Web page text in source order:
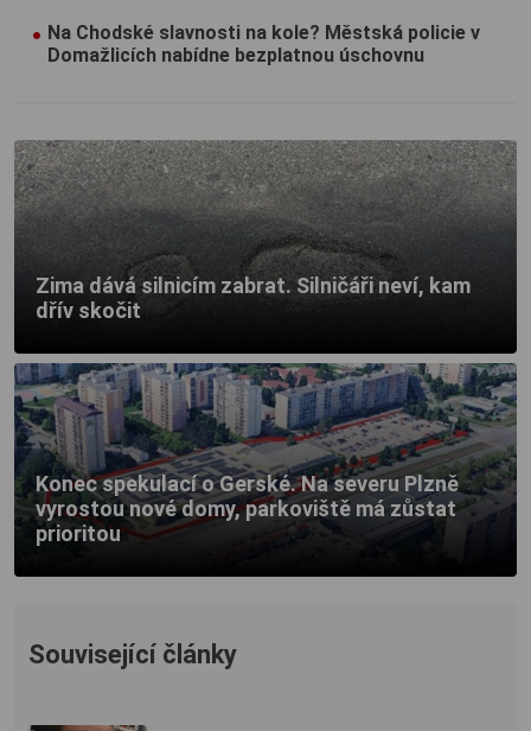
Na Chodské slavnosti na kole? Městská policie v
Domažlicích nabídne bezplatnou úschovnu
Zima dává silnicím zabrat. Silničáři neví, kam
dřív skočit
Konec spekulací o Gerské. Na severu Plzně
vyrostou nové domy, parkoviště má zůstat
prioritou
Související články